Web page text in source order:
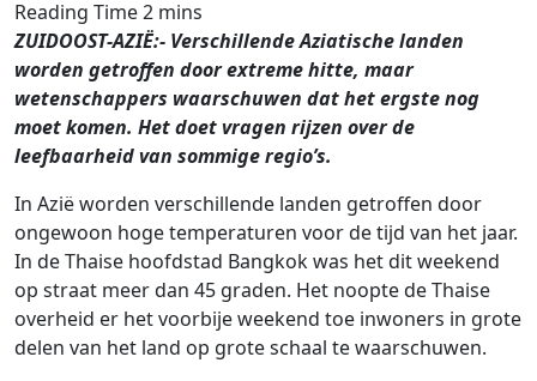
ZUIDOOST-AZIË:- Verschillende Aziatische landen
worden getroffen door extreme hitte, maar
wetenschappers waarschuwen dat het ergste nog
moet komen. Het doet vragen rijzen over de
leefbaarheid van sommige regio’s.
In Azië worden verschillende landen getroffen door
ongewoon hoge temperaturen voor de tijd van het jaar.
In de Thaise hoofdstad Bangkok was het dit weekend
op straat meer dan 45 graden. Het noopte de Thaise
overheid er het voorbije weekend toe inwoners in grote
delen van het land op grote schaal te waarschuwen.